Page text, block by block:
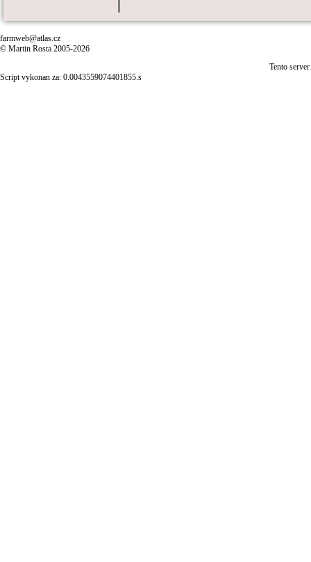
farmweb@atlas.cz
© Martin Rosta 2005-2026
Tento
Script vykonan za: 0.0043559074401855.s